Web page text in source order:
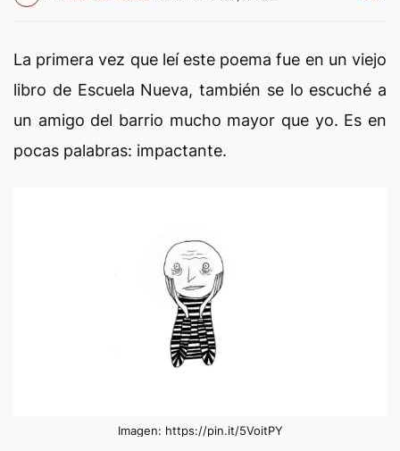
La primera vez que leí este poema fue en un viejo
libro de Escuela Nueva, también se lo escuché a
un amigo del barrio mucho mayor que yo. Es en
pocas palabras: impactante.
Imagen: https://pin.it/5VoitPY